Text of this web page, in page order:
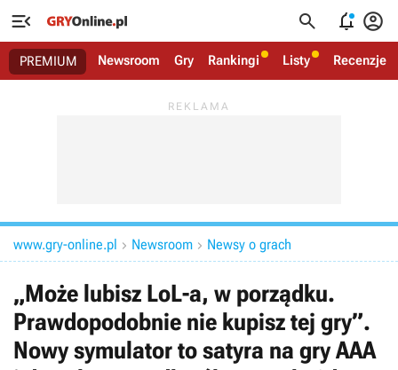
   
PREMIUM Newsroom Gry Rankingi Listy Recenzje
www.gry-online.pl  Newsroom  Newsy o grach
„Może lubisz LoL-a, w porządku.
Prawdopodobnie nie kupisz tej gry”.
Nowy symulator to satyra na gry AAA